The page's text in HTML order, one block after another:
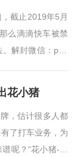
截止2019年5月
么滴滴快车被禁
解封微信：pLY
花小猪
，估计很多人都
了打车业务，为
呢？“花小猪-新